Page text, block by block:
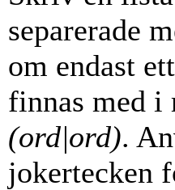
separerade
om endast
finnas med i
(ord|ord).
jokertecken